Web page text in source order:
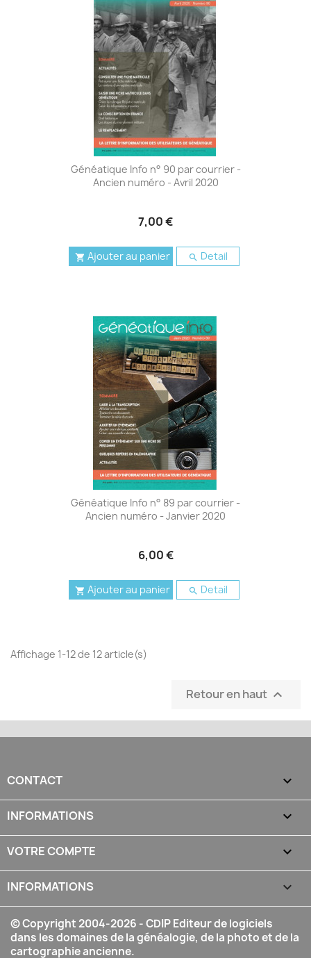
Généatique Info n° 90 par courrier -
Ancien numéro - Avril 2020
7,00 €
 Ajouter au panier  Detail
Généatique Info n° 89 par courrier -
Ancien numéro - Janvier 2020
6,00 €
 Ajouter au panier  Detail
Affichage 1-12 de 12 article(s)
Retour en haut 
CONTACT 
INFORMATIONS 
VOTRE COMPTE 
INFORMATIONS keyboard_arrow_down
© Copyright 2004-2026 - CDIP Editeur de logiciels
dans les domaines de la généalogie, de la photo et de la
cartographie ancienne.